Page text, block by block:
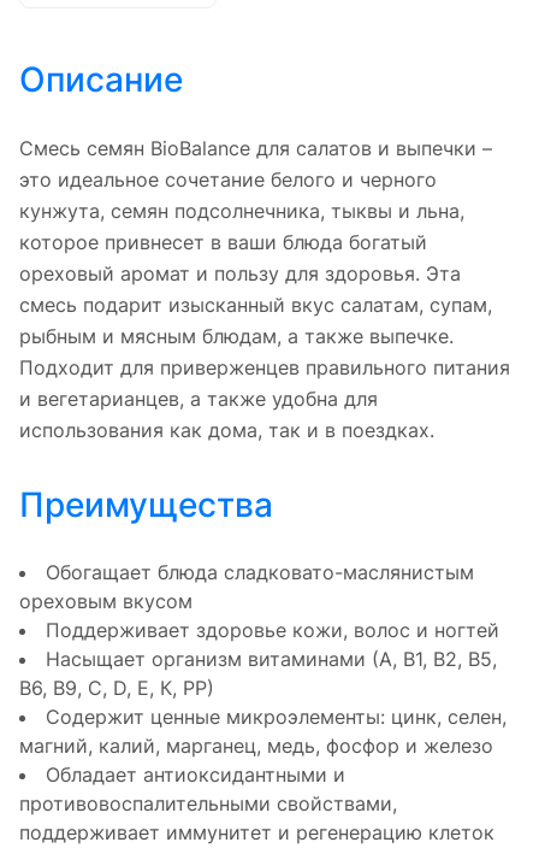
Описание
Смесь семян BioBalance для салатов и выпечки –
это идеальное сочетание белого и черного
кунжута, семян подсолнечника, тыквы и льна,
которое привнесет в ваши блюда богатый
ореховый аромат и пользу для здоровья. Эта
смесь подарит изысканный вкус салатам, супам,
рыбным и мясным блюдам, а также выпечке.
Подходит для приверженцев правильного питания
и вегетарианцев, а также удобна для
использования как дома, так и в поездках.
Преимущества
Обогащает блюда сладковато-маслянистым
ореховым вкусом
Поддерживает здоровье кожи, волос и ногтей
Насыщает организм витаминами (А, В1, В2, В5,
В6, В9, С, D, Е, К, РР)
Содержит ценные микроэлементы: цинк, селен,
магний, калий, марганец, медь, фосфор и железо
Обладает антиоксидантными и
противовоспалительными свойствами,
поддерживает иммунитет и регенерацию клеток